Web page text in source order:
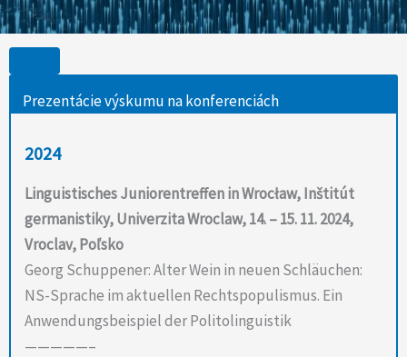
Prezentácie výskumu na konferenciách
2024
Linguistisches Juniorentreffen in Wrocław, Inštitút
germanistiky, Univerzita Wroclaw, 14. – 15. 11. 2024,
Vroclav, Poľsko
Georg Schuppener: Alter Wein in neuen Schläuchen:
NS-Sprache im aktuellen Rechtspopulismus. Ein
Anwendungsbeispiel der Politolinguistik
—————–